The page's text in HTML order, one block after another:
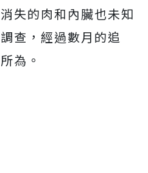
失的肉和內臟也未知
查，經過數月的追
為。